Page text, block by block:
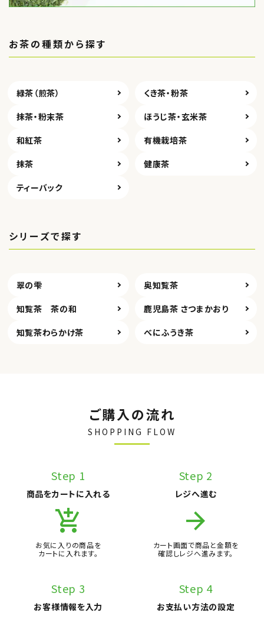
お茶の種類から探す
緑茶（煎茶）
くき茶・粉茶
抹茶・粉末茶
ほうじ茶・玄米茶
和紅茶
有機栽培茶
抹茶
健康茶
ティーバック
シリーズで探す
翠の雫
奥知覧茶
知覧茶 茶の和
鹿児島茶 さつまかおり
知覧茶わらかけ茶
べにふうき茶
ご購入の流れ
SHOPPING FLOW
Step 1
商品をカートに入れる
add_shopping_cart
お気に入りの商品を
カートに入れます。
Step 2
レジへ進む
arrow_forward
カート画面で商品と金額を
確認しレジへ進みます。
Step 3
お客様情報を入力
Step 4
お支払い方法の設定